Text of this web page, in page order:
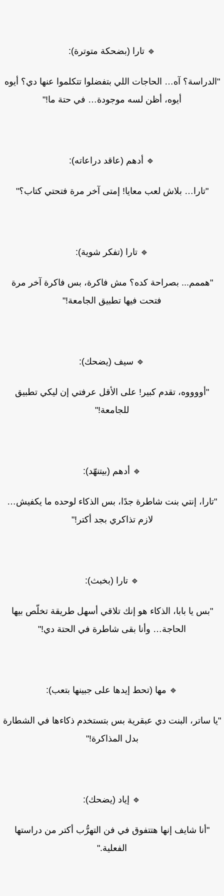
🔹 تارا (بضحكة متوترة):
آه… الحاجات اللي بتفضلوا تتكلموا عنها دي؟ أيوه
أيوه، أظن لسه موجودة… في حتة ما!"
🔹 أدهم (عاقد دراعاته):
"تارا… بلاش لعب معايا! إمتى آخر مرة فتحتي كتاب؟"
🔹 تارا (تفكر شوية):
"هممم... بصراحة كده؟ مش فاكرة، بس فاكرة آخر مرة
فتحت فيها تطبيق الجامعة!"
🔹 سيف (يضحك):
"أووووه، تقدم كبير! على الأقل عرفتي إن ليكي تطبيق
للجامعة!"
🔹 أدهم (بيتنهّد):
إنتي بنت شاطرة جدًا، بس الذكاء لوحده ما يكفيش…
لازم تذاكري بجد أكتر!"
🔹 تارا (بخبث):
"بس يا بابا، الذكاء هو إنك تلاقي أسهل طريقة تخلّص بيها
الحاجة… وأنا بقى شاطرة في الحتة دي!"
🔹 مها (تحط إيدها على جبينها بتعب):
ساتر، البنت دي عبقرية بس بتستخدم ذكاءها في الشطارة
بدل المذاكرة!"
🔹 إياد (يضحك):
"أنا شايف إنها هتتفوق في فن التهرُّب أكتر من دراستها
الفعلية."